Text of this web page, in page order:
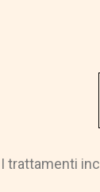
I trattamenti